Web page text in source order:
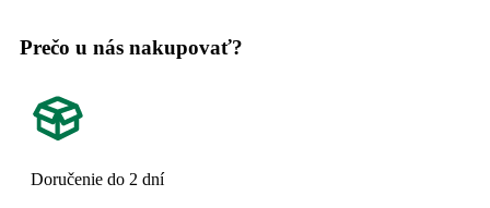
Prečo u nás nakupovať?
Doručenie do 2 dní